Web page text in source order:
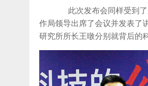
此次发布会同样受到了
作局领导出席了会议并发表了
研究所所长王暾分别就背后的